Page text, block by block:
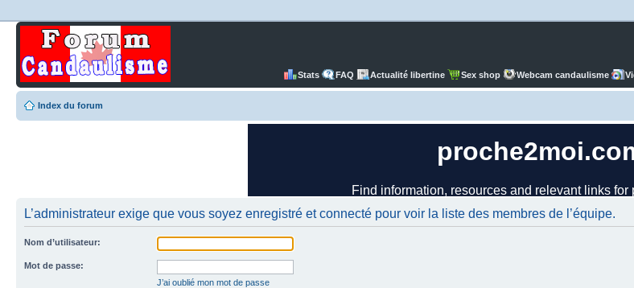
Stats FAQ Actualité libertine Sex shop Webcam candaulisme
Index du forum
L’administrateur exige que vous soyez enregistré et connecté pour voir la liste des membres de l’équipe.
Nom d’utilisateur:
Mot de passe:
J’ai oublié mon mot de passe